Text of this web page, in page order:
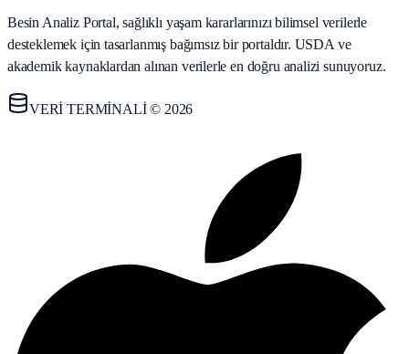
Besin Analiz Portal, sağlıklı yaşam kararlarınızı bilimsel verilerle
desteklemek için tasarlanmış bağımsız bir portaldır. USDA ve
akademik kaynaklardan alınan verilerle en doğru analizi sunuyoruz.
VERİ TERMİNALİ © 2026